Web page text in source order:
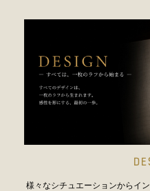
様々なシチュエーションからイ